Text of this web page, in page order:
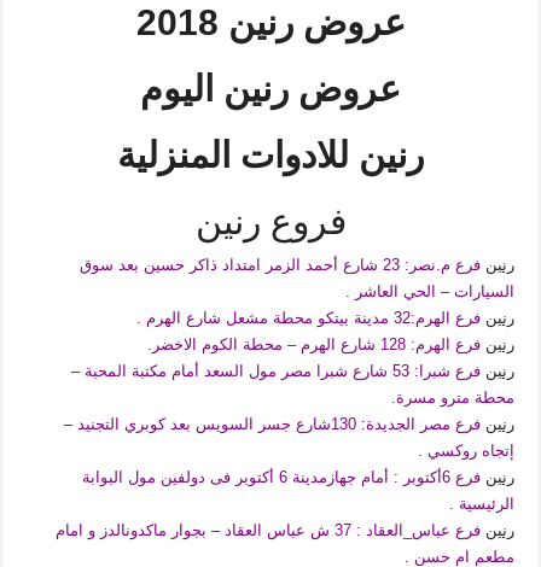
عروض رنين 2018
عروض رنين اليوم
رنين للادوات المنزلية
فروع رنين
رنين
فرع م.نصر: 23 شارع أحمد الزمر امتداد ذاكر حسين بعد سوق
السيارات – الحي العاشر .
رنينفرع الهرم:32 مدينة بيتكو محطة مشعل شارع الهرم .
رنينفرع الهرم: 128 شارع الهرم – محطة الكوم الاخضر.
رنين
فرع شبرا: 53 شارع شبرا مصر مول السعد أمام مكتبة المحبة –
محطة مترو مسرة.
رنين
فرع مصر الجديدة: 130شارع جسر السويس بعد كوبري التجنيد –
إتجاه روكسي .
رنين
فرع 6أكتوبر : أمام جهازمدينة 6 أكتوبر فى دولفين مول البوابة
الرئيسية .
رنين
فرع عباس_العقاد : 37 ش عباس العقاد – بجوار ماكدونالدز و امام
مطعم ام حسن .